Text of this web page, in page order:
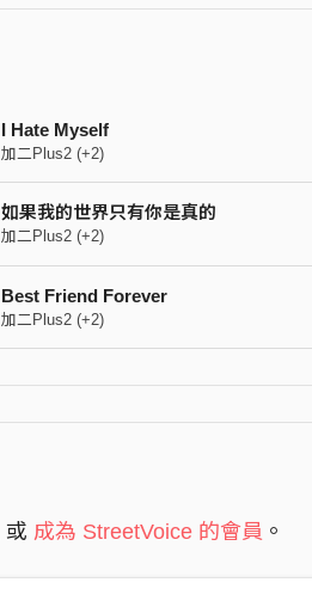
I Hate Myself
加二Plus2 (+2)
如果我的世界只有你是真的
加二Plus2 (+2)
Best Friend Forever
加二Plus2 (+2)
或 成為 StreetVoice 的會員 。